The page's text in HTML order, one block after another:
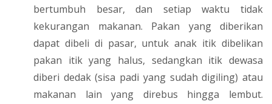
bertumbuh besar, dan setiap waktu tidak
kekurangan makanan. Pakan yang diberikan
dapat dibeli di pasar, untuk anak itik dibelikan
pakan itik yang halus, sedangkan itik dewasa
diberi dedak (sisa padi yang sudah digiling) atau
makanan lain yang direbus hingga lembut.